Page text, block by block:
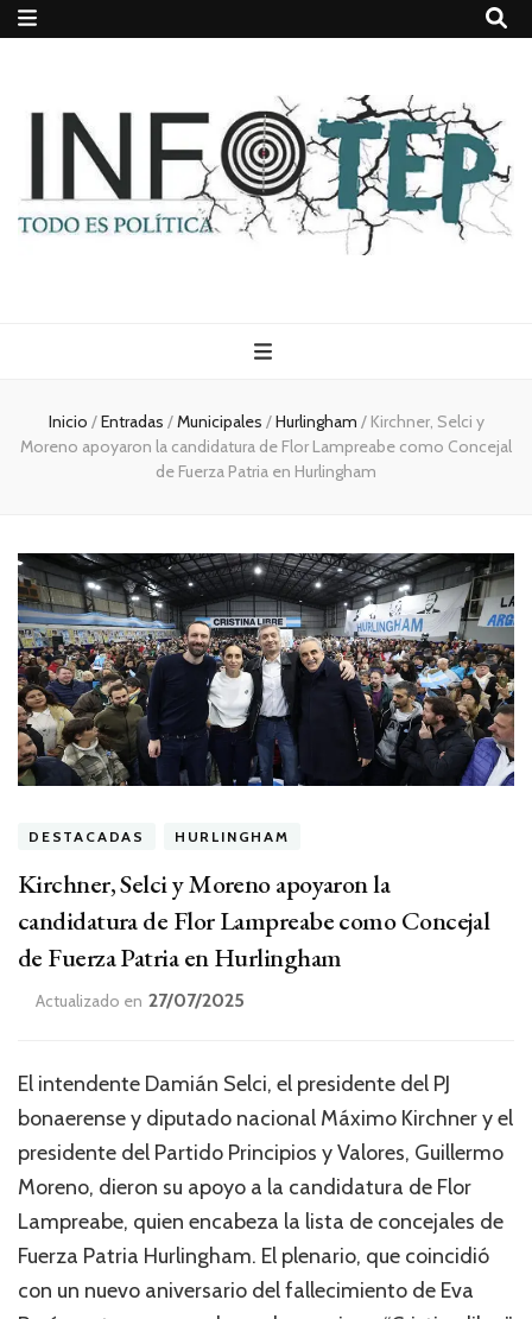
Todo es
(rosca)
política
Inicio /Entradas /Municipales /Hurlingham / Kirchner, Selci y
Moreno apoyaron la candidatura de Flor Lampreabe como Concejal
de Fuerza Patria en Hurlingham
DESTACADAS HURLINGHAM
Kirchner, Selci y Moreno apoyaron la
candidatura de Flor Lampreabe como Concejal
de Fuerza Patria en Hurlingham
Actualizado en 27/07/2025
El intendente Damián Selci, el presidente del PJ
bonaerense y diputado nacional Máximo Kirchner y el
presidente del Partido Principios y Valores, Guillermo
Moreno, dieron su apoyo a la candidatura de Flor
Lampreabe, quien encabeza la lista de concejales de
Fuerza Patria Hurlingham. El plenario, que coincidió
con un nuevo aniversario del fallecimiento de Eva